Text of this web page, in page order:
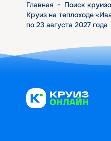
Главная • Поиск
Круиз на теплоходе
по 23 августа 2027 года